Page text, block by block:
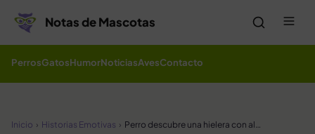
Notas de Mascotas
PerrosGatosHumorNoticiasAvesContacto
Inicio Historias Emotivas Perro descubre una hielera con alguien adentro y salva su vida